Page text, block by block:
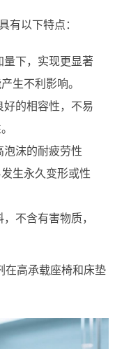
有以下特点：
量下，实现更显著
生不利影响。
好的相容性，不易
泡沫的耐疲劳性
生永久变形或性
不含有害物质，
在高承载座椅和床垫